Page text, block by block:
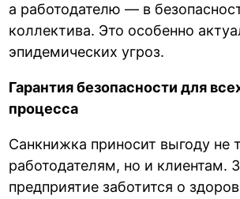
а работодателю — в
коллектива. Это особенно
эпидемических угроз.
Гарантия безопасности для
процесса
Санкнижка приносит выгоду не
работодателям, но и клиентам.
предприятие заботится о